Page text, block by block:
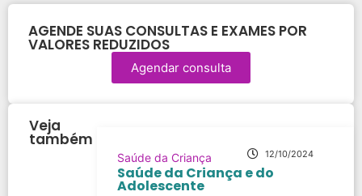
AGENDE SUAS CONSULTAS E EXAMES POR
VALORES REDUZIDOS
Agendar consulta
Veja
também
Saúde da Criança 12/10/2024
Saúde da Criança e do
Adolescente